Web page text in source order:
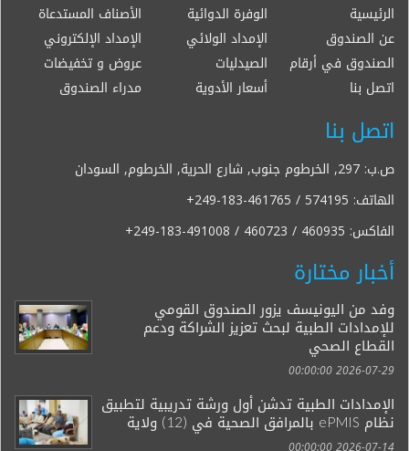
الرئيسية الوفرة الدوائية
الأصناف المستدعاة
عن الصندوق
الإمداد الولائي
الإمداد الإلكتروني
الصندوق في أرقام
الصيدليات
عروض و تخفيضات
اتصل بنا
أسعار الأدوية مدراء الصندوق
اتصل بنا
ص.ب: 297, الخرطوم جنوب, شارع الحرية, الخرطوم, السودان
الهاتف: +249-183-461765 / 574195
الفاكس: +249-183-491008 / 460723 / 460935
أخبار مختارة
وفد من اليونيسف يزور الصندوق القومي
للإمدادات الطبية لبحث تعزيز الشراكة ودعم
القطاع الصحي
2026-07-29 00:00:00
الإمدادات الطبية تدشن أول ورشة تدريبية لتطبيق
نظام ePMIS بالمرافق الصحية في (12) ولاية